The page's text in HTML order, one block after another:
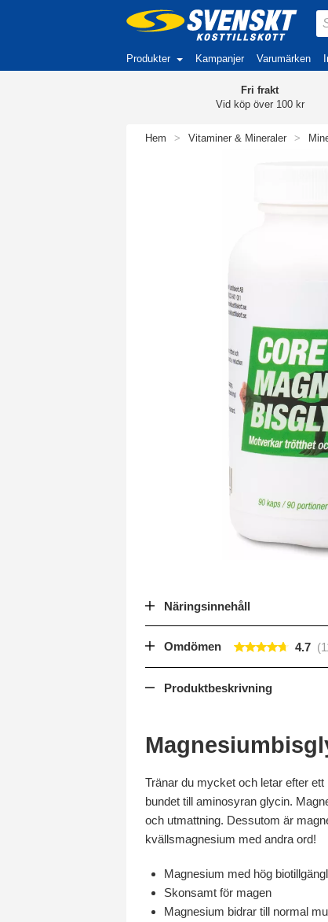
Produkter Kampanjer Varumärken
Fri frakt
Vid köp över 100 kr
Hem > Vitaminer & Mineraler >
Näringsinnehåll
Omdömen 4.7
Produktbeskrivning
Tränar du mycket och letar efter
bundet till aminosyran glycin.
och utmattning. Dessutom är
kvällsmagnesium med andra ord!
Magnesium med hög
Skonsamt för magen
Magnesium bidrar till normal